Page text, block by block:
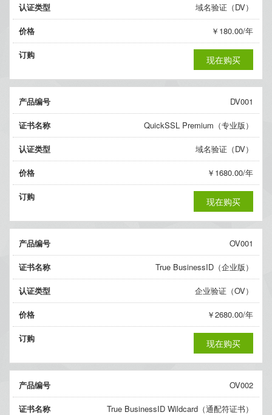
认证类型 域名验证（DV）
价格 ￥180.00/年
订购 现在购买
产品编号 DV001
证书名称 QuickSSL Premium（专业版）
认证类型 域名验证（DV）
价格 ￥1680.00/年
订购 现在购买
产品编号 OV001
证书名称 True BusinessID（企业版）
认证类型 企业验证（OV）
价格 ￥2680.00/年
订购 现在购买
产品编号 OV002
证书名称 True BusinessID Wildcard（通配符证书）